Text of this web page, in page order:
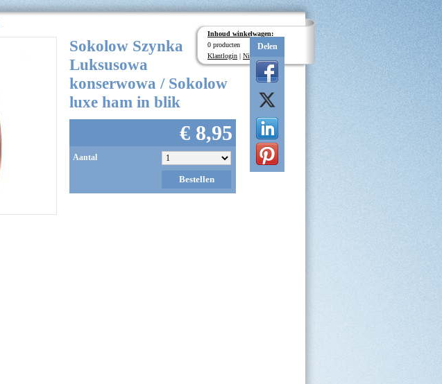
Inhoud winkelwagen:
0 producten
Klantlogin | Nieuwe klant
Sokolow Szynka
Luksusowa
konserwowa / Sokolow
luxe ham in blik
€ 8,95
Aantal
Bestellen
Delen